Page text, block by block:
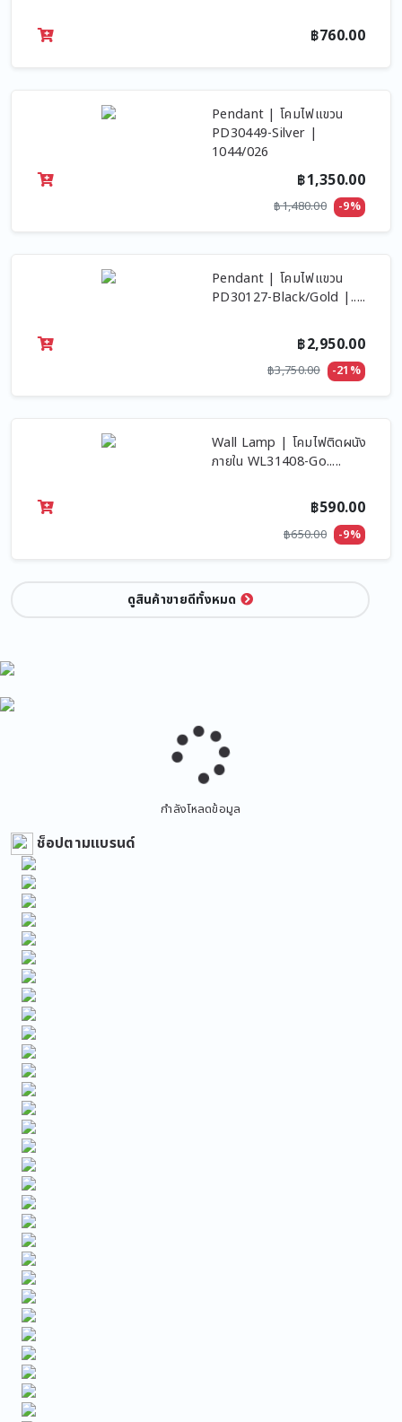
฿760.00
Pendant | โคมไฟแขวน
PD30449-Silver |
1044/026
฿1,350.00
฿1,480.00 -9%
Pendant | โคมไฟแขวน
PD30127-Black/Gold |.....
฿2,950.00
฿3,750.00 -21%
Wall Lamp | โคมไฟติดผนัง
ภายใน WL31408-Go.....
฿590.00
฿650.00 -9%
ดูสินค้าขายดีทั้งหมด
กำลังโหลดข้อมูล
ช็อปตามแบรนด์